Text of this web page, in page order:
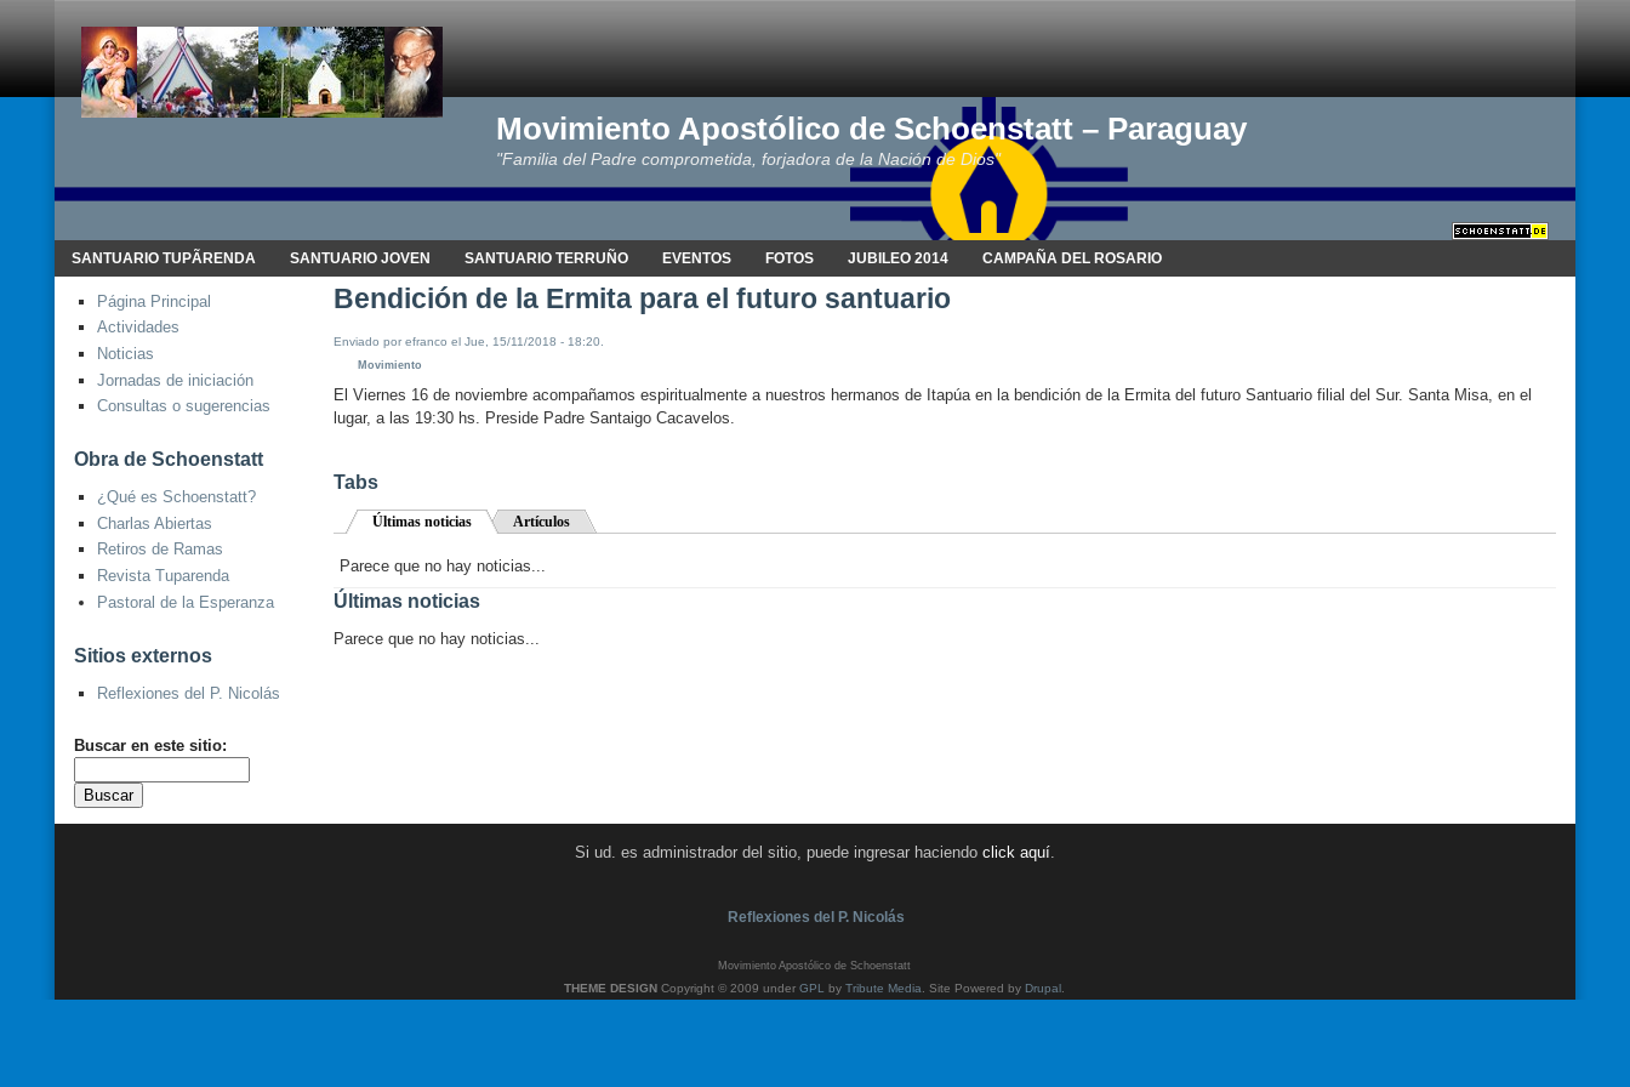
Movimiento Apostólico de Schoenstatt – Paraguay
"Familia del Padre comprometida, forjadora de la Nación de Dios"
SANTUARIO TUPÃRENDA SANTUARIO JOVEN SANTUARIO TERRUÑO EVENTOS FOTOS JUBILEO 2014 CAMPAÑA DEL ROSARIO
Página Principal
Actividades
Noticias
Jornadas de iniciación
Consultas o sugerencias
Obra de Schoenstatt
¿Qué es Schoenstatt?
Charlas Abiertas
Retiros de Ramas
Revista Tuparenda
Pastoral de la Esperanza
Sitios externos
Reflexiones del P. Nicolás
Buscar en este sitio:
Bendición de la Ermita para el futuro santuario
Enviado por efranco el Jue, 15/11/2018 - 18:20.
Movimiento
El Viernes 16 de noviembre acompañamos espiritualmente a nuestros hermanos de Itapúa en la bendición de la Ermita del futuro Santuario filial del Sur. Santa Misa, en el
lugar, a las 19:30 hs. Preside Padre Santaigo Cacavelos.
Tabs
Últimas noticias Artículos
Parece que no hay noticias...
Últimas noticias
Parece que no hay noticias...
Si ud. es administrador del sitio, puede ingresar haciendo click aquí.
Reflexiones del P. Nicolás
Movimiento Apostólico de Schoenstatt
THEME DESIGN Copyright © 2009 underGPL byTribute Media . Site Powered by Drupal